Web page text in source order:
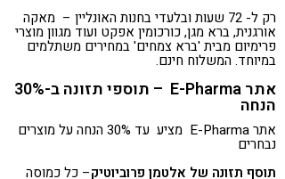
רק ל- 72 שעות ובלעדי בחנות האונליין – מאקה
אורגנית, ברא מגן, כורכומין אפקט ועוד מגוון מוצרי
פרימיום מבית 'ברא צמחים' במחירים משתלמים
במיוחד. המשלוח חינם.
אתר E-Pharma – תוספי תזונה ב-30%
הנחה
אתר E-Pharma מציע עד 30% הנחה על מוצרים
נבחרים
תוסף תזונה של אלטמן פרוביוטיק– כל כמוסה